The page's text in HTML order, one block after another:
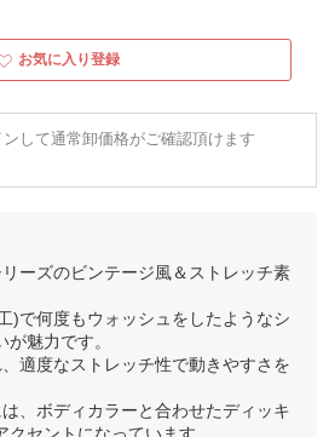
お気に入り登録
して通常卸価格がご確認頂けます
ーズのビンテージ風＆ストレッチ素
)で何度もウォッシュをしたようなシ
魅力です。
適度なストレッチ性で動きやすさを
、ボディカラーと合わせたディッキ